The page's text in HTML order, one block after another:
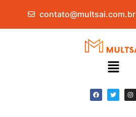
contato@multsai.com.br